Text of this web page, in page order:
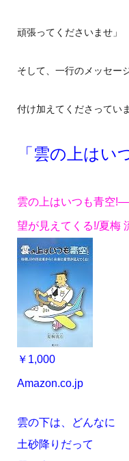
頑張ってくださいませ」
そして、一行のメッセー
付け加えてくださってい
「雲の上はい
雲の上はいつも青空
望が見えてくる!/夏梅
￥1,000
Amazon.co.jp
雲の下は、どんなに
土砂降りだって